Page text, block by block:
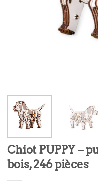
Chiot PUPPY –
bois, 246 pièces